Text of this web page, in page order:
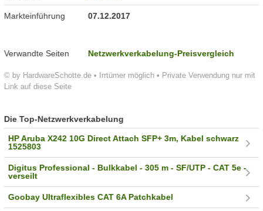
© by HardwareSchotte.de • Irrtümer möglich • Private Verwendung nur mit
Link auf diese Seite
Markteinführung 07.12.2017
Verwandte Seiten Netzwerkverkabelung-Preisvergleich
Die Top-Netzwerkverkabelung
HP Aruba X242 10G Direct Attach SFP+ 3m, Kabel schwarz
1525803
Digitus Professional - Bulkkabel - 305 m - SF/UTP - CAT 5e -
verseilt
Goobay Ultraflexibles CAT 6A Patchkabel